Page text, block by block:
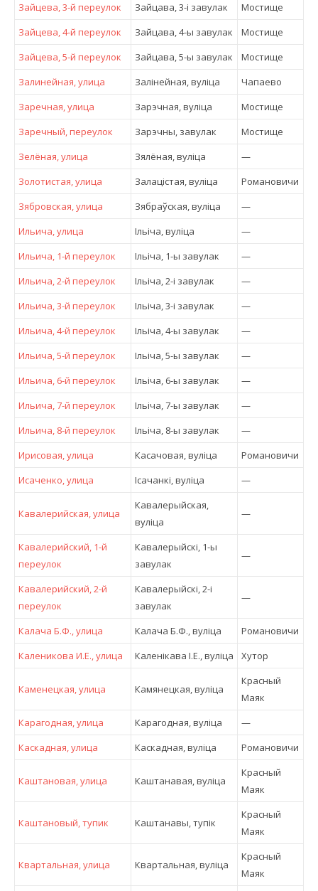
Зайцева, 3-й переулок Зайцава, 3-і завулак
Мостище
Зайцева, 4-й переулок
Зайцава, 4-ы завулак
Мостище
Зайцева, 5-й переулок
Зайцава, 5-ы завулак
Мостище
Залинейная, улица
Залінейная, вулiца
Чапаево
Заречная, улица
Зарэчная, вулiца
Мостище
Заречный, переулок
Зарэчны, завулак
Мостище
Зелёная, улица
Зялёная, вулiца
—
Золотистая, улица
Залацістая, вулiца
Романовичи
Зябровская, улица
Зябраўская, вулiца
—
Ильича, улица
Ільіча, вулiца
—
Ильича, 1-й переулок
Iльiча, 1-ы завулак
—
Ильича, 2-й переулок
Iльiча, 2-і завулак
—
Ильича, 3-й переулок
Iльiча, 3-і завулак
—
Ильича, 4-й переулок
Iльiча, 4-ы завулак
—
Ильича, 5-й переулок
Iльiча, 5-ы завулак
—
Ильича, 6-й переулок
Iльiча, 6-ы завулак
—
Ильича, 7-й переулок
Iльiча, 7-ы завулак
—
Ильича, 8-й переулок
Iльiча, 8-ы завулак
—
Ирисовая, улица
Касачовая, вулiца
Романовичи
Исаченко, улица
Ісачанкі, вулiца —
Кавалерийская, улица
Кавалерыйская,
вулiца
—
Кавалерийский, 1-й
переулок
Кавалерыйскі, 1-ы
завулак
—
Кавалерийский, 2-й
переулок
Кавалерыйскі, 2-і
завулак
—
Калача Б.Ф., улица Калача Б.Ф., вулiца
Романовичи
Каленикова И.Е., улица
Каленікава І.Е., вулiца Хутор
Каменецкая, улица Камянецкая, вулiца
Красный
Маяк
Карагодная, улица
Карагодная, вулiца
—
Каскадная, улица
Каскадная, вулiца Романовичи
Каштановая, улица Каштанавая, вулiца
Красный
Маяк
Каштановый, тупик Каштанавы, тупік
Красный
Маяк
Квартальная, улица Квартальная, вулiца
Красный
Маяк